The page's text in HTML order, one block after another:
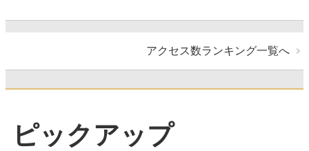
アクセス数ランキング一覧へ
ピックアップ